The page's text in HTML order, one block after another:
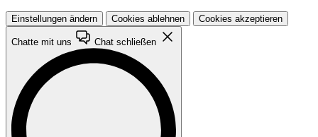
Einstellungen ändern Cookies ablehnen Cookies akzeptieren
Chatte mit uns Chat schließen